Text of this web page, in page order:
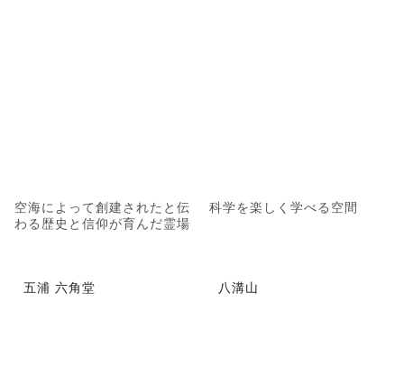
空海によって創建されたと伝
わる歴史と信仰が育んだ霊場
科学を楽しく学べる空間
五浦 六角堂 八溝山